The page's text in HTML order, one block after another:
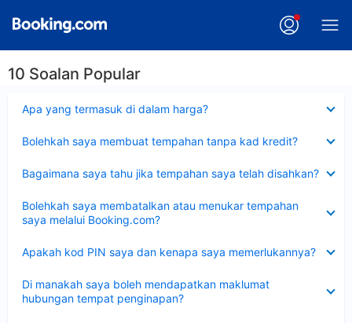
10 Soalan Popular
Apa yang termasuk di dalam harga?
Bolehkah saya membuat tempahan tanpa kad kredit?
Bagaimana saya tahu jika tempahan saya telah disahkan?
Bolehkah saya membatalkan atau menukar tempahan
saya melalui Booking.com?
Apakah kod PIN saya dan kenapa saya memerlukannya?
Di manakah saya boleh mendapatkan maklumat
hubungan tempat penginapan?